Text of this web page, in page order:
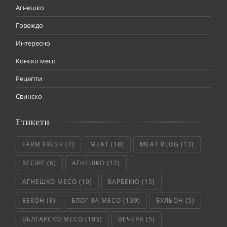
Агнешко
Говеждо
Интересно
Конско месо
Рецепти
Свинско
Етикети
FARM FRESH (7) MEAT (18) MEAT BLOG (13)
RECIPE (6) АГНЕШКО (12)
АГНЕШКО МЕСО (10) БАРБЕКЮ (15)
БЕКОН (8) БЛОГ ЗА МЕСО (139) БУЛЬОН (5)
БЪЛГАРСКО МЕСО (103) ВЕЧЕРЯ (5)